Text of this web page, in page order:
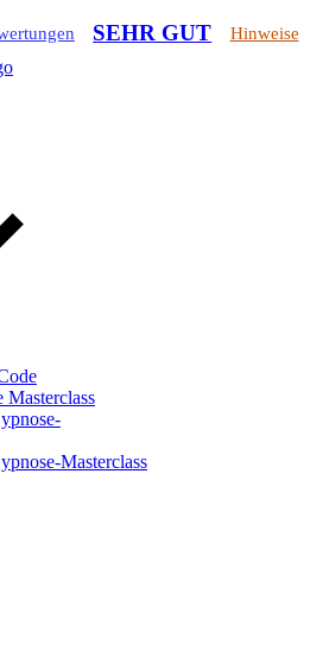
SEHR GUT Hinweise
Masterclass
Masterclass